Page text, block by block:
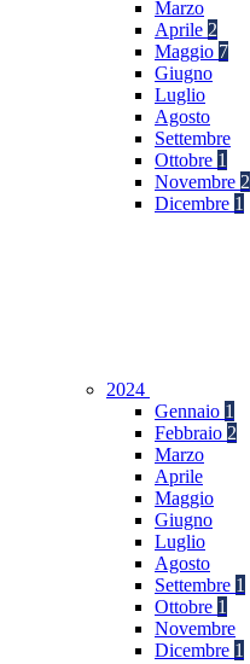
Marzo
Aprile 2
Maggio 7
Giugno
Luglio
Agosto
Settembre
Ottobre 1
Novembre 2
Dicembre 1
2024
Gennaio 1
Febbraio 2
Marzo
Aprile
Maggio
Giugno
Luglio
Agosto
Settembre 1
Ottobre 1
Novembre
Dicembre 1